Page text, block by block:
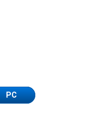
PC